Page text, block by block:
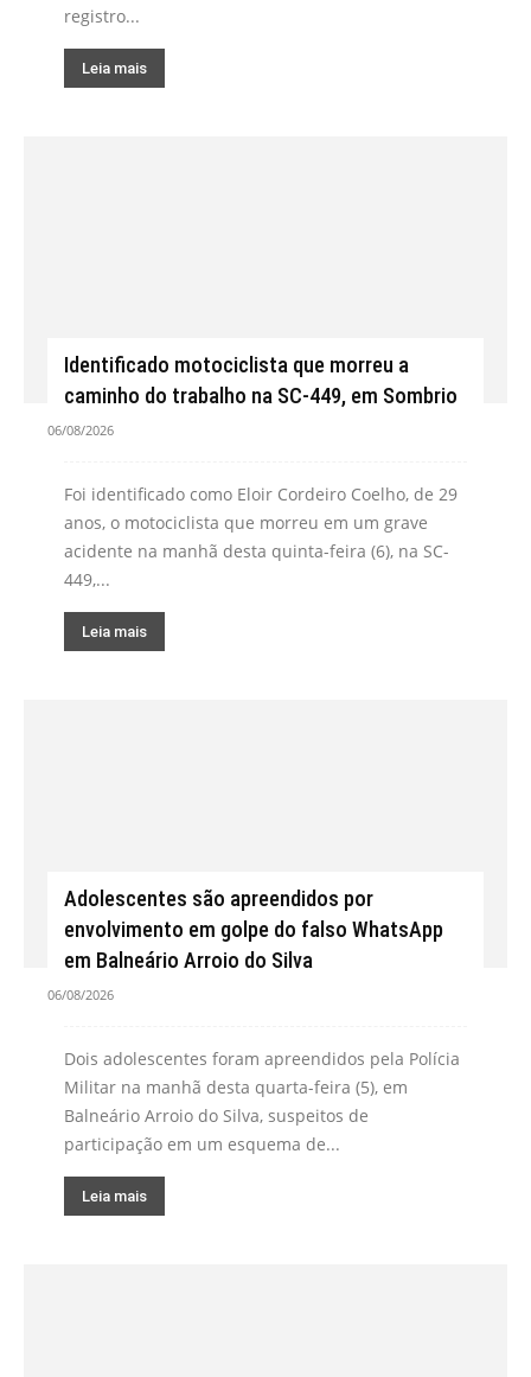
registro...
Leia mais
Identificado motociclista que morreu a
caminho do trabalho na SC-449, em Sombrio
06/08/2026
Foi identificado como Eloir Cordeiro Coelho, de 29
anos, o motociclista que morreu em um grave
acidente na manhã desta quinta-feira (6), na SC-
449,...
Leia mais
Adolescentes são apreendidos por
envolvimento em golpe do falso WhatsApp
em Balneário Arroio do Silva
06/08/2026
Dois adolescentes foram apreendidos pela Polícia
Militar na manhã desta quarta-feira (5), em
Balneário Arroio do Silva, suspeitos de
participação em um esquema de...
Leia mais